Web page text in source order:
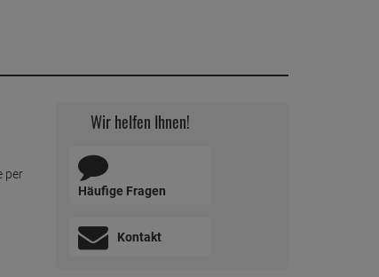
per
Wir helfen Ihnen!
Häufige Fragen
Kontakt